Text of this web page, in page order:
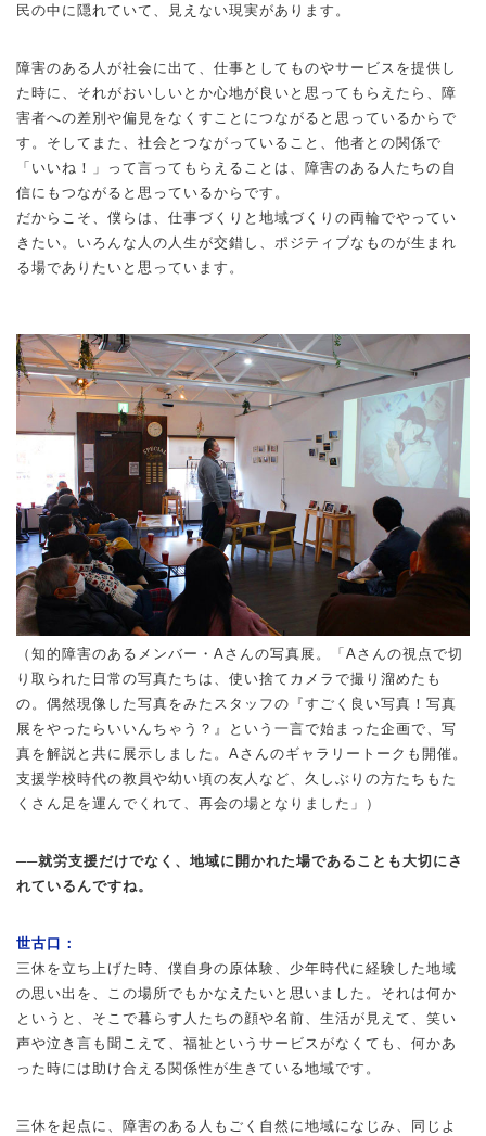
民の中に隠れていて、見えない現実があります。
障害のある人が社会に出て、仕事としてものやサービスを提供し
た時に、それがおいしいとか心地が良いと思ってもらえたら、障
害者への差別や偏見をなくすことにつながると思っているからで
す。そしてまた、社会とつながっていること、他者との関係で
「いいね！」って言ってもらえることは、障害のある人たちの自
信にもつながると思っているからです。
だからこそ、僕らは、仕事づくりと地域づくりの両輪でやってい
きたい。いろんな人の人生が交錯し、ポジティブなものが生まれ
る場でありたいと思っています。
（知的障害のあるメンバー・Aさんの写真展。「Aさんの視点で切
り取られた日常の写真たちは、使い捨てカメラで撮り溜めたも
の。偶然現像した写真をみたスタッフの『すごく良い写真！写真
展をやったらいいんちゃう？』という一言で始まった企画で、写
真を解説と共に展示しました。Aさんのギャラリートークも開催。
支援学校時代の教員や幼い頃の友人など、久しぶりの方たちもた
くさん足を運んでくれて、再会の場となりました」）
──就労支援だけでなく、地域に開かれた場であることも大切にさ
れているんですね。
世古口：
三休を立ち上げた時、僕自身の原体験、少年時代に経験した地域
の思い出を、この場所でもかなえたいと思いました。それは何か
というと、そこで暮らす人たちの顔や名前、生活が見えて、笑い
声や泣き言も聞こえて、福祉というサービスがなくても、何かあ
った時には助け合える関係性が生きている地域です。
三休を起点に、障害のある人もごく自然に地域になじみ、同じよ